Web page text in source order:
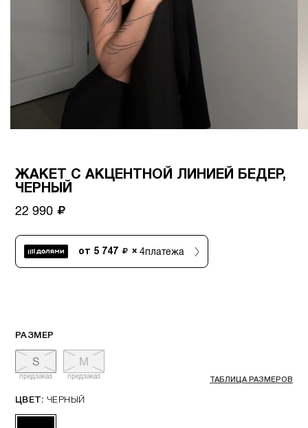
ЖАКЕТ С АКЦЕНТНОЙ ЛИНИЕЙ БЕДЕР,
ЧЕРНЫЙ
22 990
от 5 747 × 4платежа
РАЗМЕР
S
предзаказ
M
предзаказ ТАБЛИЦА РАЗМЕРОВ
ЦВЕТ: ЧЕРНЫЙ